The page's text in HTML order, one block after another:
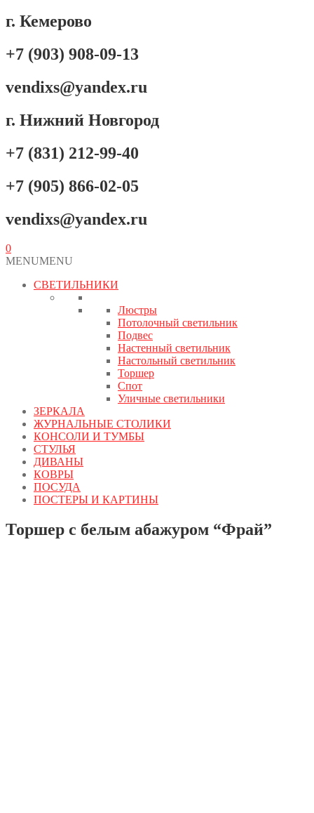
г. Кемерово
+7 (903) 908-09-13
vendixs@yandex.ru
г. Нижний Новгород
+7 (831) 212-99-40
+7 (905) 866-02-05
vendixs@yandex.ru
0
MENUMENU
СВЕТИЛЬНИКИ
Люстры
Потолочный светильник
Подвес
Настенный светильник
Настольный светильник
Торшер
Спот
Уличные светильники
ЗЕРКАЛА
ЖУРНАЛЬНЫЕ СТОЛИКИ
КОНСОЛИ И ТУМБЫ
СТУЛЬЯ
ДИВАНЫ
КОВРЫ
ПОСУДА
ПОСТЕРЫ И КАРТИНЫ
Торшер с белым абажуром “Фрай”